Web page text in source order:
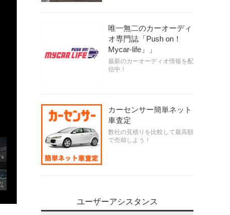
唯一無二のカーオーディ
オ専門誌「Push on！
Mycar-life」」
最新のカーオーディオ情報を配
信中！
カーセンサー簡単ネット
車査定
数社の見積りを比較して最高額
で売却しよう！
ユーザーアシスタンス